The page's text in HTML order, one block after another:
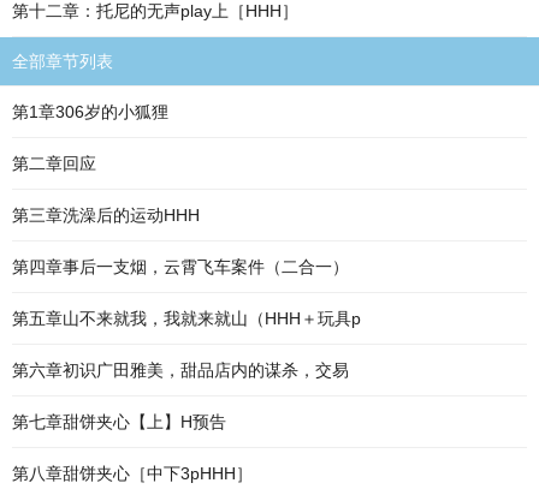
第十二章：托尼的无声play上［HHH］
全部章节列表
第1章306岁的小狐狸
第二章回应
第三章洗澡后的运动HHH
第四章事后一支烟，云霄飞车案件（二合一）
第五章山不来就我，我就来就山（HHH＋玩具p
第六章初识广田雅美，甜品店内的谋杀，交易
第七章甜饼夹心【上】H预告
第八章甜饼夹心［中下3pHHH］